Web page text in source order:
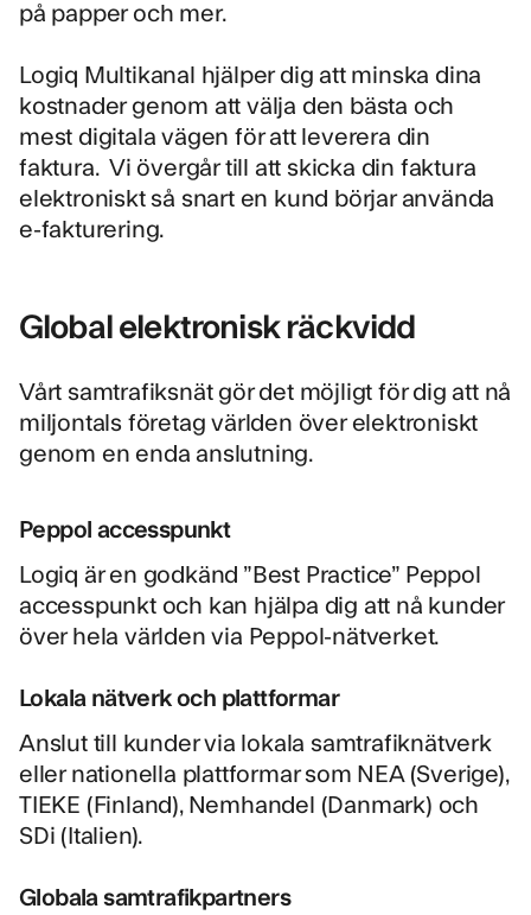
på papper och mer.
Logiq Multikanal hjälper dig att minska dina
kostnader genom att välja den bästa och
mest digitala vägen för att leverera din
faktura. Vi övergår till att skicka din faktura
elektroniskt så snart en kund börjar använda
e-fakturering.
Global elektronisk räckvidd
Vårt samtrafiksnätgör det möjligt för dig att nå
miljontals företag världen över elektroniskt
genom en enda anslutning.
Peppol accesspunkt
Logiq är en godkänd ”Best Practice” Peppol
accesspunktoch kan hjälpa dig att nå kunder
över hela världen via Peppol-nätverket.
Lokala nätverk och plattformar
Anslut till kunder via lokala samtrafiknätverk
eller nationella plattformar som NEA (Sverige),
TIEKE (Finland), Nemhandel (Danmark) och
SDi (Italien).
Globala samtrafikpartners